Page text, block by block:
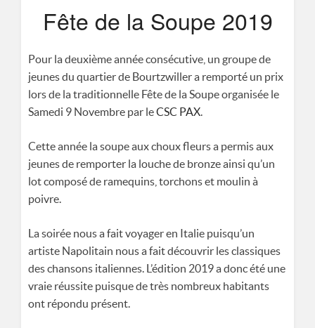
ASSOCIATION DE PRÉVENTION SPÉCIALISÉE MULHOUSIENNE
Fête de la Soupe 2019
Pour la deuxième année consécutive, un groupe de
jeunes du quartier de Bourtzwiller a remporté un prix
lors de la traditionnelle Fête de la Soupe organisée le
Samedi 9 Novembre par leCSC PAX.
Cette année la soupe aux choux fleurs a permis aux
jeunes de remporter la louche de bronze ainsi qu’un
lot composé de ramequins, torchons et moulin à
poivre.
La soirée nous a fait voyager en Italie puisqu’un
artiste Napolitain nous a fait découvrir les classiques
des chansons italiennes. L’édition 2019 a donc été une
vraie réussite puisque de très nombreux habitants
ont répondu présent.